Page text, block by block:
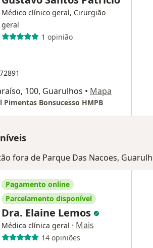
Médico clínico geral, Cirurgião
geral
1 opinião
100, Guarulhos • Mapa
Bonsucesso HMPB
fora de Parque Das Nacoes,
Pagamento online
Parcelamento disponível
Dra. Elaine Lemos
Médica clínica geral · Mais
14 opiniões